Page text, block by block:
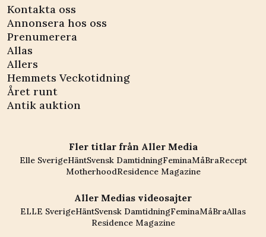
Kontakta oss
Annonsera hos oss
Prenumerera
Allas
Allers
Hemmets Veckotidning
Året runt
Antik auktion
Fler titlar från Aller Media
Elle SverigeHäntSvensk DamtidningFeminaMåBraRecept
MotherhoodResidence Magazine
Aller Medias videosajter
ELLE SverigeHäntSvensk DamtidningFeminaMåBraAllas
Residence Magazine